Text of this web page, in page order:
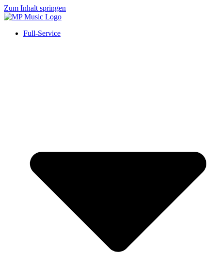
Zum Inhalt springen
Full-Service